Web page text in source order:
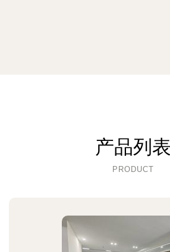
产品列表
PRODUCT